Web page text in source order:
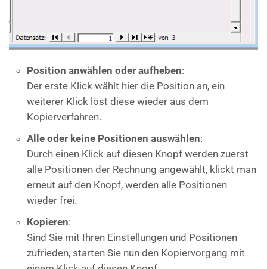
Position anwählen oder aufheben:
Der erste Klick wählt hier die Position an, ein
weiterer Klick löst diese wieder aus dem
Kopierverfahren.
Alle oder keine Positionen auswählen:
Durch einen Klick auf diesen Knopf werden zuerst
alle Positionen der Rechnung angewählt, klickt man
erneut auf den Knopf, werden alle Positionen
wieder frei.
Kopieren:
Sind Sie mit Ihren Einstellungen und Positionen
zufrieden, starten Sie nun den Kopiervorgang mit